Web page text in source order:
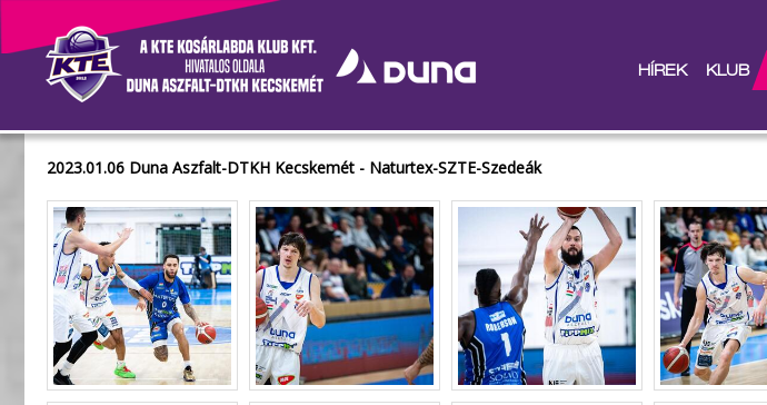
HÍREK KLUB
Galéria
2023.01.06 Duna Aszfalt-DTKH Kecskemét - Naturtex-SZTE-Szedeák